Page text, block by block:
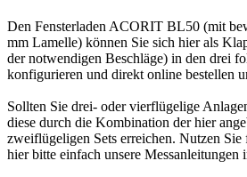
Den Fensterladen ACORIT BL50 (mit
mm Lamelle) können Sie sich hier als
der notwendigen Beschläge) in den drei
konfigurieren und direkt online bestellen
Sollten Sie drei- oder vierflügelige
diese durch die Kombination der hier
zweiflügeligen Sets erreichen. Nutzen
hier bitte einfach unsere